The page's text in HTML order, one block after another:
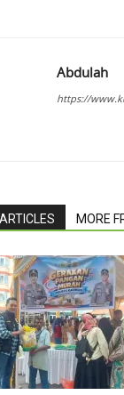
Abdulah
https://
MORE